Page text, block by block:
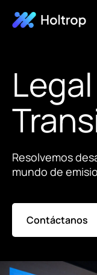
Resolvemos
mundo de
Contáctanos